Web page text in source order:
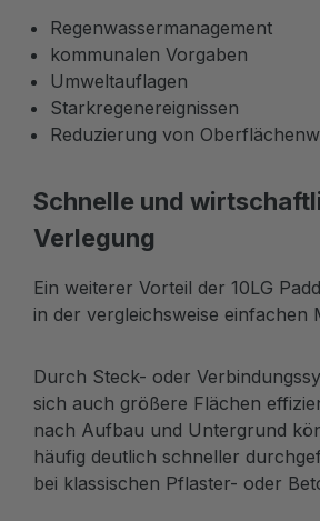
Regenwassermanagement
kommunalen Vorgaben
Umweltauflagen
Starkregenereignissen
Reduzierung von
Schnelle und
Verlegung
Ein weiterer Vorteil der 10LG
in der vergleichsweise einfachen
Durch Steck- oder
sich auch größere Flächen
nach Aufbau und Untergrund
häufig deutlich schneller
bei klassischen Pflaster- oder